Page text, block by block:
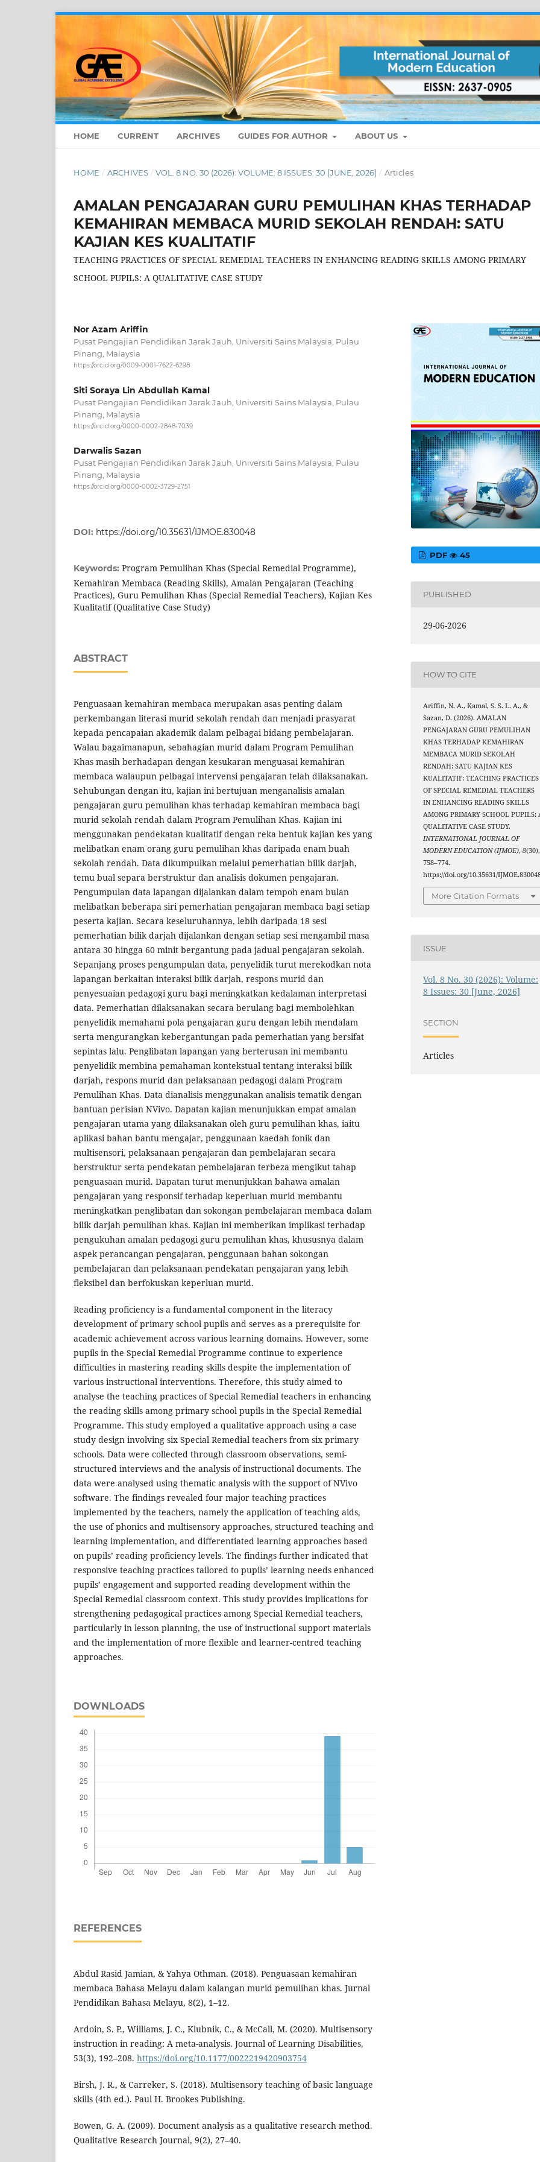
HOME CURRENT ARCHIVES GUIDES FOR AUTHOR ABOUT US
HOME / ARCHIVES / VOL. 8 NO. 30 (2026): VOLUME: 8 ISSUES: 30 [JUNE, 2026] / Articles
AMALAN PENGAJARAN GURU PEMULIHAN KHAS TERHADAP
KEMAHIRAN MEMBACA MURID SEKOLAH RENDAH: SATU
KAJIAN KES KUALITATIF
TEACHING PRACTICES OF SPECIAL REMEDIAL TEACHERS IN ENHANCING READING SKILLS AMONG PRIMARY
SCHOOL PUPILS: A QUALITATIVE CASE STUDY
Nor Azam Ariffin
Pusat Pengajian Pendidikan Jarak Jauh, Universiti Sains Malaysia, Pulau
Pinang, Malaysia
https://orcid.org/0009-0001-7622-6298
Siti Soraya Lin Abdullah Kamal
Pusat Pengajian Pendidikan Jarak Jauh, Universiti Sains Malaysia, Pulau
Pinang, Malaysia
https://orcid.org/0000-0002-2848-7039
Darwalis Sazan
Pusat Pengajian Pendidikan Jarak Jauh, Universiti Sains Malaysia, Pulau
Pinang, Malaysia
https://orcid.org/0000-0002-3729-2751
DOI: https://doi.org/10.35631/IJMOE.830048
Keywords: Program Pemulihan Khas (Special Remedial Programme),
Kemahiran Membaca (Reading Skills), Amalan Pengajaran (Teaching
Practices), Guru Pemulihan Khas (Special Remedial Teachers), Kajian Kes
Kualitatif (Qualitative Case Study)
ABSTRACT
Penguasaan kemahiran membaca merupakan asas penting dalam
perkembangan literasi murid sekolah rendah dan menjadi prasyarat
kepada pencapaian akademik dalam pelbagai bidang pembelajaran.
Walau bagaimanapun, sebahagian murid dalam Program Pemulihan
Khas masih berhadapan dengan kesukaran menguasai kemahiran
membaca walaupun pelbagai intervensi pengajaran telah dilaksanakan.
Sehubungan dengan itu, kajian ini bertujuan menganalisis amalan
pengajaran guru pemulihan khas terhadap kemahiran membaca bagi
murid sekolah rendah dalam Program Pemulihan Khas. Kajian ini
menggunakan pendekatan kualitatif dengan reka bentuk kajian kes yang
melibatkan enam orang guru pemulihan khas daripada enam buah
sekolah rendah. Data dikumpulkan melalui pemerhatian bilik darjah,
temu bual separa berstruktur dan analisis dokumen pengajaran.
Pengumpulan data lapangan dijalankan dalam tempoh enam bulan
melibatkan beberapa siri pemerhatian pengajaran membaca bagi setiap
peserta kajian. Secara keseluruhannya, lebih daripada 18 sesi
pemerhatian bilik darjah dijalankan dengan setiap sesi mengambil masa
antara 30 hingga 60 minit bergantung pada jadual pengajaran sekolah.
Sepanjang proses pengumpulan data, penyelidik turut merekodkan nota
lapangan berkaitan interaksi bilik darjah, respons murid dan
penyesuaian pedagogi guru bagi meningkatkan kedalaman interpretasi
data. Pemerhatian dilaksanakan secara berulang bagi membolehkan
penyelidik memahami pola pengajaran guru dengan lebih mendalam
serta mengurangkan kebergantungan pada pemerhatian yang bersifat
sepintas lalu. Penglibatan lapangan yang berterusan ini membantu
penyelidik membina pemahaman kontekstual tentang interaksi bilik
darjah, respons murid dan pelaksanaan pedagogi dalam Program
Pemulihan Khas. Data dianalisis menggunakan analisis tematik dengan
bantuan perisian NVivo. Dapatan kajian menunjukkan empat amalan
pengajaran utama yang dilaksanakan oleh guru pemulihan khas, iaitu
aplikasi bahan bantu mengajar, penggunaan kaedah fonik dan
multisensori, pelaksanaan pengajaran dan pembelajaran secara
berstruktur serta pendekatan pembelajaran terbeza mengikut tahap
penguasaan murid. Dapatan turut menunjukkan bahawa amalan
pengajaran yang responsif terhadap keperluan murid membantu
meningkatkan penglibatan dan sokongan pembelajaran membaca dalam
bilik darjah pemulihan khas. Kajian ini memberikan implikasi terhadap
pengukuhan amalan pedagogi guru pemulihan khas, khususnya dalam
aspek perancangan pengajaran, penggunaan bahan sokongan
pembelajaran dan pelaksanaan pendekatan pengajaran yang lebih
fleksibel dan berfokuskan keperluan murid.
Reading proficiency is a fundamental component in the literacy
development of primary school pupils and serves as a prerequisite for
academic achievement across various learning domains. However, some
pupils in the Special Remedial Programme continue to experience
difficulties in mastering reading skills despite the implementation of
various instructional interventions. Therefore, this study aimed to
analyse the teaching practices of Special Remedial teachers in enhancing
the reading skills among primary school pupils in the Special Remedial
Programme. This study employed a qualitative approach using a case
study design involving six Special Remedial teachers from six primary
schools. Data were collected through classroom observations, semi-
structured interviews and the analysis of instructional documents. The
data were analysed using thematic analysis with the support of NVivo
software. The findings revealed four major teaching practices
implemented by the teachers, namely the application of teaching aids,
the use of phonics and multisensory approaches, structured teaching and
learning implementation, and differentiated learning approaches based
on pupils’ reading proficiency levels. The findings further indicated that
responsive teaching practices tailored to pupils’ learning needs enhanced
pupils’ engagement and supported reading development within the
Special Remedial classroom context. This study provides implications for
strengthening pedagogical practices among Special Remedial teachers,
particularly in lesson planning, the use of instructional support materials
and the implementation of more flexible and learner-centred teaching
approaches.
DOWNLOADS
REFERENCES
Abdul Rasid Jamian, & Yahya Othman. (2018). Penguasaan kemahiran
membaca Bahasa Melayu dalam kalangan murid pemulihan khas. Jurnal
Pendidikan Bahasa Melayu, 8(2), 1–12.
Ardoin, S. P., Williams, J. C., Klubnik, C., & McCall, M. (2020). Multisensory
instruction in reading: A meta-analysis. Journal of Learning Disabilities,
53(3), 192–208. https://doi.org/10.1177/0022219420903754
Birsh, J. R., & Carreker, S. (2018). Multisensory teaching of basic language
skills (4th ed.). Paul H. Brookes Publishing.
Bowen, G. A. (2009). Document analysis as a qualitative research method.
Qualitative Research Journal, 9(2), 27–40.
PDF 45
PUBLISHED
29-06-2026
HOW TO CITE
Ariffin, N. A., Kamal, S. S. L. A., &
Sazan, D. (2026). AMALAN
PENGAJARAN GURU PEMULIHAN
KHAS TERHADAP KEMAHIRAN
MEMBACA MURID SEKOLAH
RENDAH: SATU KAJIAN KES
KUALITATIF: TEACHING PRACTICES
OF SPECIAL REMEDIAL TEACHERS
IN ENHANCING READING SKILLS
AMONG PRIMARY SCHOOL PUPILS:
QUALITATIVE CASE STUDY.
INTERNATIONAL JOURNAL OF
MODERN EDUCATION (IJMOE),8(30),
758–774.
https://doi.org/10.35631/
More Citation Formats
ISSUE
Vol. 8 No. 30 (2026): Volume:
8 Issues: 30 [June, 2026]
SECTION
Articles